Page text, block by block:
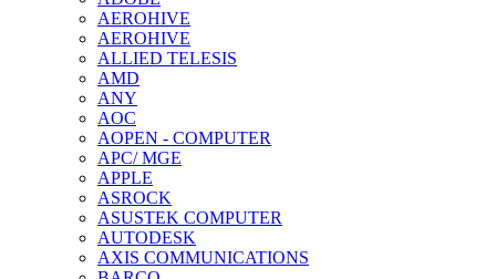
AEROHIVE
AEROHIVE
ALLIED TELESIS
AMD
ANY
AOC
AOPEN - COMPUTER
APC/ MGE
APPLE
ASROCK
ASUSTEK COMPUTER
AUTODESK
AXIS COMMUNICATIONS